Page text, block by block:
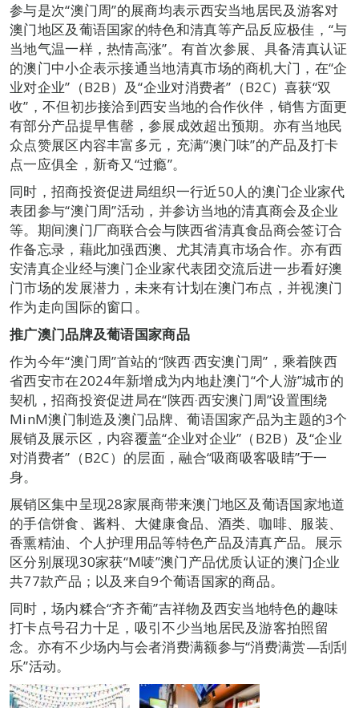
参与是次“澳门周”的展商均表示西安当地居民及游客对
澳门地区及葡语国家的特色和清真等产品反应极佳，“与
当地气温一样，热情高涨”。有首次参展、具备清真认证
的澳门中小企表示接通当地清真市场的商机大门，在“企
业对企业”（B2B）及“企业对消费者”（B2C）喜获“双
收”，不但初步接洽到西安当地的合作伙伴，销售方面更
有部分产品提早售罄，参展成效超出预期。亦有当地民
众点赞展区内容丰富多元，充满“澳门味”的产品及打卡
点一应俱全，新奇又“过瘾”。
同时，招商投资促进局组织一行近50人的澳门企业家代
表团参与“澳门周”活动，并参访当地的清真商会及企业
等。期间澳门厂商联合会与陕西省清真食品商会签订合
作备忘录，藉此加强西澳、尤其清真市场合作。亦有西
安清真企业经与澳门企业家代表团交流后进一步看好澳
门市场的发展潜力，未来有计划在澳门布点，并视澳门
作为走向国际的窗口。
推广澳门品牌及葡语国家商品
作为今年“澳门周”首站的“陕西‧西安澳门周”，乘着陕西
省西安市在2024年新增成为内地赴澳门“个人游”城市的
契机，招商投资促进局在“陕西‧西安澳门周”设置围绕
MinM澳门制造及澳门品牌、葡语国家产品为主题的3个
展销及展示区，内容覆盖“企业对企业”（B2B）及“企业
对消费者”（B2C）的层面，融合“吸商吸客吸睛”于一
身。
展销区集中呈现28家展商带来澳门地区及葡语国家地道
的手信饼食、酱料、大健康食品、酒类、咖啡、服装、
香熏精油、个人护理用品等特色产品及清真产品。展示
区分别展现30家获“M唛”澳门产品优质认证的澳门企业
共77款产品；以及来自9个葡语国家的商品。
同时，场内糅合“齐齐葡”吉祥物及西安当地特色的趣味
打卡点号召力十足，吸引不少当地居民及游客拍照留
念。亦有不少场内与会者消费满额参与“消费满赏—刮刮
乐”活动。